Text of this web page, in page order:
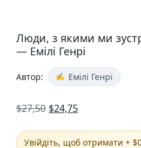
Люди, з якими ми
— Емілі Генрі
Автор: Емілі Генрі
$27,50 $24,75
Увійдіть, щоб отримати +